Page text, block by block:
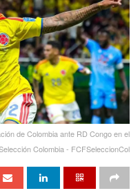
de Colombia ante RD Congo en el
Colombia - FCFSeleccionCol